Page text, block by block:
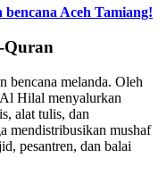
Aceh Tamiang!
Quran
bencana melanda. Oleh
Hilal menyalurkan
alat tulis, dan
mendistribusikan mushaf
pesantren, dan balai